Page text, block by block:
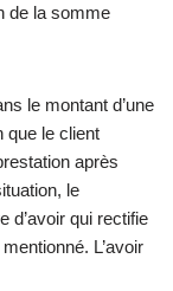
de la somme
le montant d’une
que le client
après
le
d’avoir qui rectifie
L’avoir